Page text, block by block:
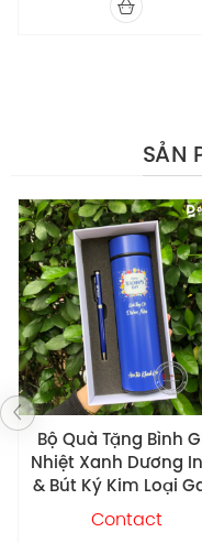
Thân của chiếc Bút
2143644 được làm
Chiếc ngòi bút bi Bút
2143644 này đã
giác, bề thế hơn
đã làm cho cây bút
hơn và không bị kén
SẢN
Bút Ký Cao Cấp
Picasso 908 Red
Khắc tên/logo
phí theo yêu cầu
769,000
609,000₫
-